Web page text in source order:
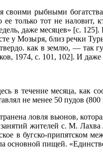
своими рыбными
только тот не наловит,
даже месяцев» [с.
у Мозыря, близ речки
твердо. как в землю, —
1974, с. 101, 102]. И
в течение месяца,
не менее 50 пудов (800
ловля вьюнов,
жителей с. М. Лахва
в бугско-припятском
основной пищей.